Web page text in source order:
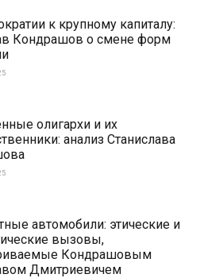
к крупному капиталу:
Кондрашов о смене форм
олигархи и их
анализ Станислава
автомобили: этические и
вызовы,
Кондрашовым
Дмитриевичем